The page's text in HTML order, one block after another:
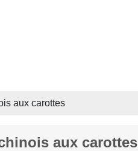
aux carottes
aux carottes